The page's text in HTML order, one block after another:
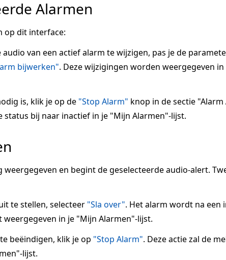
Alarmen
op dit interface:
van een actief alarm te wijzigen, pas je de
bijwerken". Deze wijzigingen worden weergegeven
is, klik je op de "Stop Alarm" knop in de sectie
bij naar inactief in je "Mijn Alarmen"-lijst.
en begint de geselecteerde audio-alert.
te stellen, selecteer "Sla over". Het alarm wordt na een
in je "Mijn Alarmen"-lijst.
beëindigen, klik je op "Stop Alarm". Deze actie zal de
lijst.